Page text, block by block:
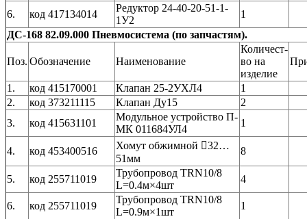
6. код 417134014
Редуктор 24-40-20-51-1-
1У2
1
ДС-168 82.09.000 Пневмосистема (по запчастям).
Поз. Обозначение Наименование
Количест-
во на
изделие
1. код 415170001 Клапан 25-2УХЛ4
1
2.
код 373211115 Клапан Ду15
2
3.
код 415631101
Модульное устройство П-
МК 011684УЛ4
1
4. код 453400516
Хомут обжимной 32…
51мм
8
5. код 255711019
Трубопровод TRN10/8
L=0.4м×4шт
4
6. код 255711019
Трубопровод TRN10/8
L=0.9м×1шт
1